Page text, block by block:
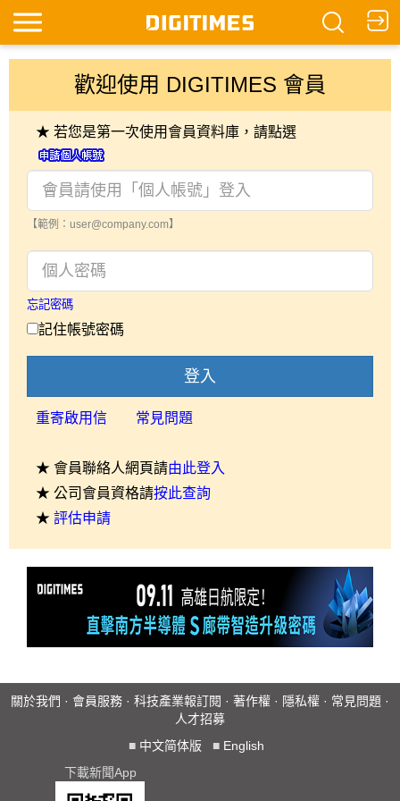
歡迎使用 DIGITIMES 會員
★ 若您是第一次使用會員資料庫，請點選
【範例：user@company.com】
忘記密碼
記住帳號密碼
登入
重寄啟用信 常見問題
★ 會員聯絡人網頁請由此登入
★ 公司會員資格請按此查詢
★ 評估申請
關於我們 · 會員服務 · 科技產業報訂閱 · 著作權 · 隱私權 · 常見問題 ·
人才招募
■ 中文简体版 ■ English
下載新聞App